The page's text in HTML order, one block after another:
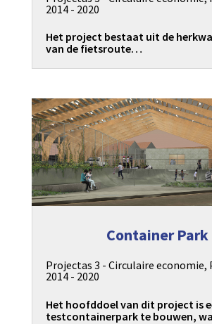
2014 - 2020
Het project bestaat uit de
van de fietsroute…
Container Park
Projectas 3 - Circulaire economie,
2014 - 2020
Het hoofddoel van dit project is
testcontainerpark te bouwen,